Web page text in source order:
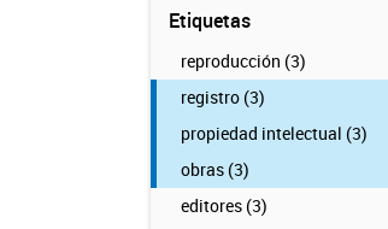
Etiquetas
reproducción (3)
registro (3)
propiedad intelectual (3)
obras (3)
editores (3)